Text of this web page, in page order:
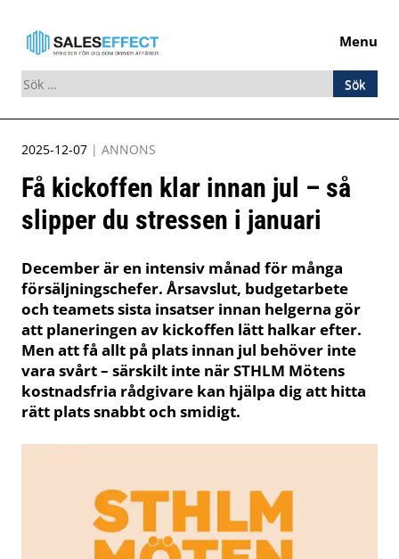
Menu
Sök
efter:
Skip
content
2025-12-07 | ANNONS
Få kickoffen klar innan jul – så
slipper du stressen i januari
December är en intensiv månad för många
försäljningschefer. Årsavslut, budgetarbete
och teamets sista insatser innan helgerna gör
att planeringen av kickoffen lätt halkar efter.
Men att få allt på plats innan jul behöver inte
vara svårt – särskilt inte när STHLM Mötens
kostnadsfria rådgivare kan hjälpa dig att hitta
rätt plats snabbt och smidigt.